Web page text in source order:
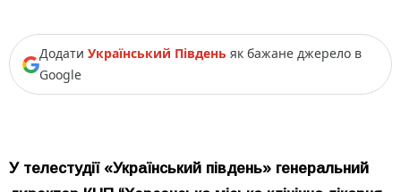
Додати Український Південь як бажане джерело в
Google
У телестудії «Український південь» генеральний